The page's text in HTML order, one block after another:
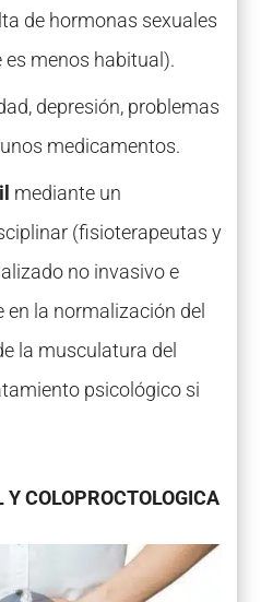
de hormonas sexuales
menos habitual).
depresión, problemas
medicamentos.
mediante un
(fisioterapeutas y
no invasivo e
la normalización del
la musculatura del
psicológico si
COLOPROCTOLOGICA